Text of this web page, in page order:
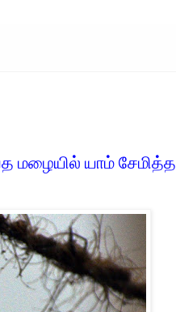
யாம் சேமித்த